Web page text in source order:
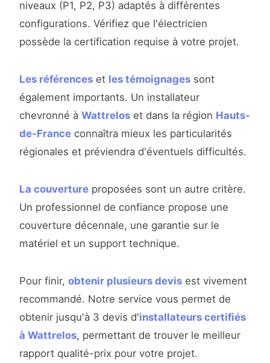
niveaux (P1, P2, P3) adaptés à différentes
configurations. Vérifiez que l'électricien
possède la certification requise à votre projet.
Les références et les témoignages sont
également importants. Un installateur
chevronné à Wattrelos et dans la région Hauts-
de-France connaîtra mieux les particularités
régionales et préviendra d'éventuels difficultés.
La couverture proposées sont un autre critère.
Un professionnel de confiance propose une
couverture décennale, une garantie sur le
matériel et un support technique.
Pour finir, obtenir plusieurs devis est vivement
recommandé. Notre service vous permet de
obtenir jusqu'à 3 devis d'installateurs certifiés
à Wattrelos, permettant de trouver le meilleur
rapport qualité-prix pour votre projet.